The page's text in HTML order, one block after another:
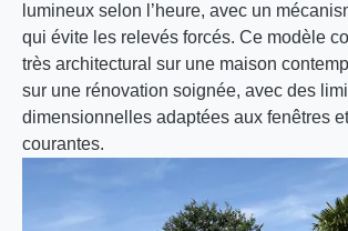
lumineux selon l’heure, avec un
qui évite les relevés forcés. Ce modèle
très architectural sur une maison
sur une rénovation soignée, avec des
dimensionnelles adaptées aux fenêtres
courantes.